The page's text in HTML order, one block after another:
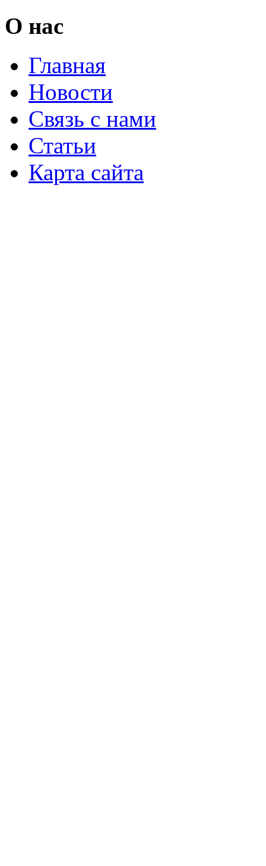
О нас
Главная
Новости
Связь с нами
Статьи
Карта сайта